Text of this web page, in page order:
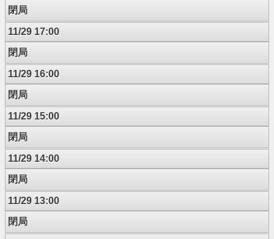
閉局
11/29 17:00
閉局
11/29 16:00
閉局
11/29 15:00
閉局
11/29 14:00
閉局
11/29 13:00
閉局